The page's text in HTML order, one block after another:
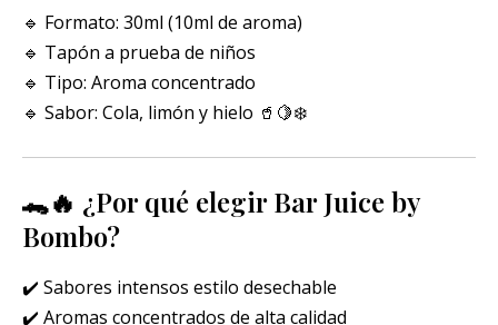
🔹 Formato: 30ml (10ml de aroma)
🔹 Tapón a prueba de niños
🔹 Tipo: Aroma concentrado
🔹 Sabor: Cola, limón y hielo 🥤🍋❄️
🐊🔥 ¿Por qué elegir Bar Juice by
Bombo?
✔️ Sabores intensos estilo desechable
✔️ Aromas concentrados de alta calidad